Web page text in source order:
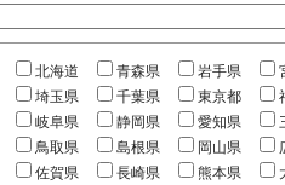
北海道 青森県 岩手県
埼玉県
千葉県 東京都
岐阜県
静岡県 愛知県
鳥取県
島根県 岡山県
佐賀県
長崎県 熊本県